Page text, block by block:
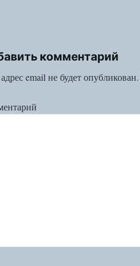
комментарий
email не будет опубликован.